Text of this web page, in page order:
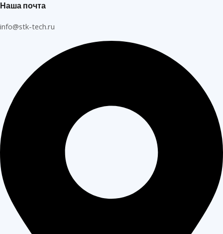
Наша почта
info@stk-tech.ru